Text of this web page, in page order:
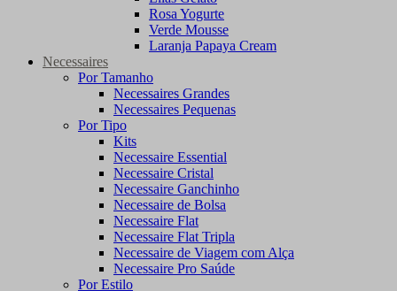
Rosa Yogurte
Verde Mousse
Laranja Papaya Cream
Necessaires
Por Tamanho
Necessaires Grandes
Necessaires Pequenas
Por Tipo
Kits
Necessaire Essential
Necessaire Cristal
Necessaire Ganchinho
Necessaire de Bolsa
Necessaire Flat
Necessaire Flat Tripla
Necessaire de Viagem com Alça
Necessaire Pro Saúde
Por Estilo